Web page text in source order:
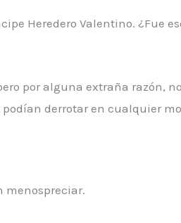
Heredero Valentino. ¿Fue
por alguna extraña razón,
derrotar en cualquier
menospreciar.